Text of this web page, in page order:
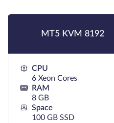
MT5 KVM 8192
CPU
6 Xeon Cores
RAM
8 GB
Space
100 GB SSD